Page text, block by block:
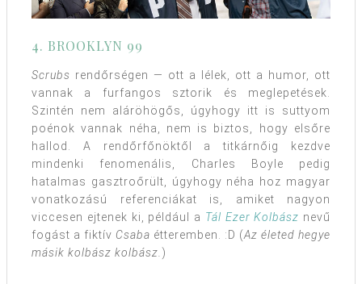
4. BROOKLYN 99
Scrubs rendőrségen — ott a lélek, ott a humor, ott
vannak a furfangos sztorik és meglepetések.
Szintén nem aláröhögős, úgyhogy itt is suttyom
poénok vannak néha, nem is biztos, hogy elsőre
hallod. A rendőrfőnöktől a titkárnőig kezdve
mindenki fenomenális, Charles Boyle pedig
hatalmas gasztroőrült, úgyhogy néha hoz magyar
vonatkozású referenciákat is, amiket nagyon
viccesen ejtenek ki, például a Tál Ezer Kolbász nevű
fogást a fiktív Csaba étteremben. :D (Az életed hegye
másik kolbász kolbász. )